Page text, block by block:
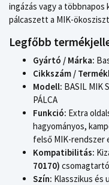
ingázás vagy a
pálcaszett a MIK-
Legfőbb
Gyártó / Márka:
Cikkszám /
Modell: BASIL MIK
PÁLCA
Funkció: Extra
hagyományos,
felső MIK-rendszer
Kompatibilitás:
70170)
Szín: Klasszikus és